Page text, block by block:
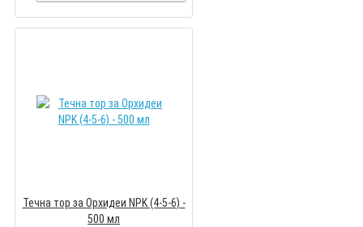
Течна тор за Орхидеи NPK (4-5-6) -
500 мл